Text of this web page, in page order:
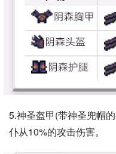
5.神圣盔甲(带神圣兜帽
仆从10%的攻击伤害。